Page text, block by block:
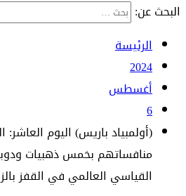
البحث عن:
الرئيسة
2024
أغسطس
6
(أولمبياد باريس) اليوم العاشر:
منافساتهم بخمس ذهبيات
القياسي العالمي في القفز